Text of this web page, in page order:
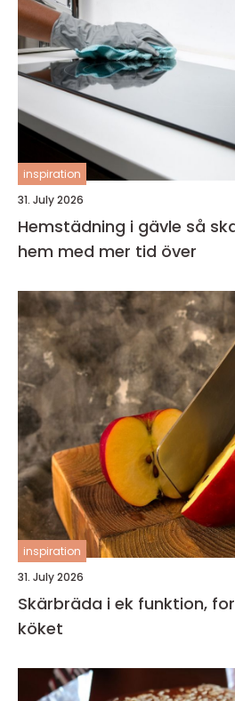
inspiration
31. July 2026
Hemstädning i gävle så skapar du ett rent
hem med mer tid över
inspiration
31. July 2026
Skärbräda i ek funktion, form och omtanke i
köket